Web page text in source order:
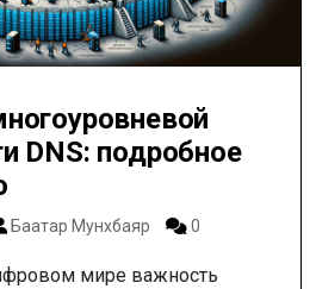
DNS: подробное
Баатар Мунхбаяр 0
мире важность